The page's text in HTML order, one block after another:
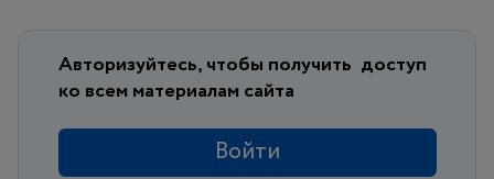
Авторизуйтесь, чтобы получить доступ
ко всем материалам сайта
Войти